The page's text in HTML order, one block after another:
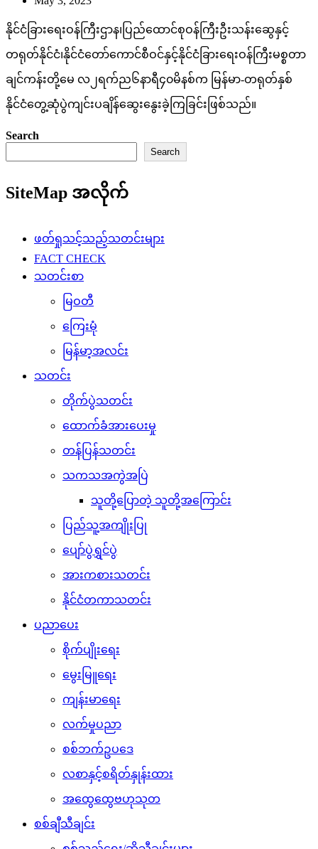
နိုင်ငံခြားရေးဝန်ကြီးဌာန၊ပြည်ထောင်စုဝန်ကြီးဦးသန်းဆွေနှင့်
တရုတ်နိုင်ငံ၊နိုင်ငံတော်ကောင်စီဝင်နှင့်နိုင်ငံခြားရေးဝန်ကြီးမစ္စတာ
ချင်ကန်းတို့မေ လ၂ရက်ည၆နာရီ၄၀မိနစ်က မြန်မာ-တရုတ်နှစ်
နိုင်ငံတွေ့ဆုံပွဲကျင်းပချိန်ဆွေးနွေးခဲ့ကြခြင်းဖြစ်သည်။
Search
Search
SiteMap အလိုက်
ဖတ်ရှုသင့်သည့်သတင်းများ
FACT CHECK
သတင်းစာ
မြဝတီ
ကြေးမုံ
မြန်မာ့အလင်း
သတင်း
တိုက်ပွဲသတင်း
ထောက်ခံအားပေးမှု
တန်ပြန်သတင်း
သကသအကွဲအပြဲ
သူတို့ပြောတဲ့ သူတို့အကြောင်း
ပြည်သူ့အကျိုးပြု
ပျော်ပွဲရွှင်ပွဲ
အားကစားသတင်း
နိုင်ငံတကာသတင်း
ပညာပေး
စိုက်ပျိုးရေး
မွေးမြူရေး
ကျန်းမာရေး
လက်မှုပညာ
စစ်ဘက်ဥပဒေ
လစာနှင့်စရိတ်နှုန်းထား
အထွေထွေဗဟုသုတ
စစ်ချီသီချင်း